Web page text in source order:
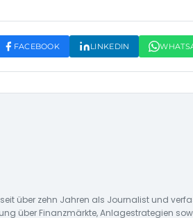
FACEBOOK LINKEDIN
seit über zehn Jahren als Journalist und
über Finanzmärkte, Anlagestrategien